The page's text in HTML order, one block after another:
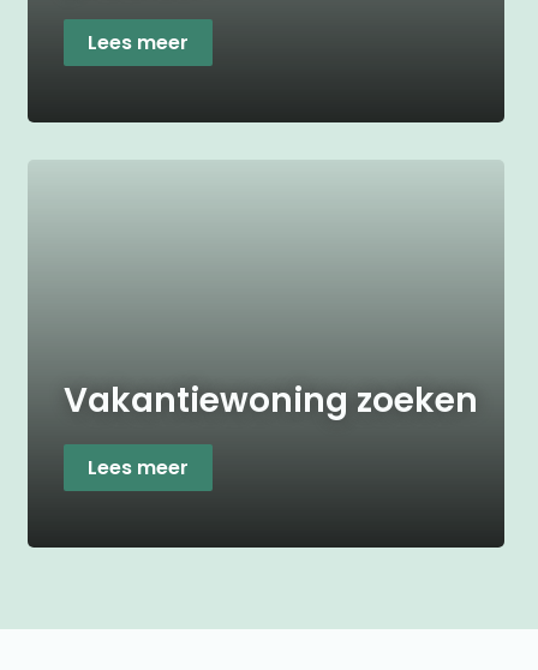
Lees meer
Vakantiewoning zoeken
Lees meer